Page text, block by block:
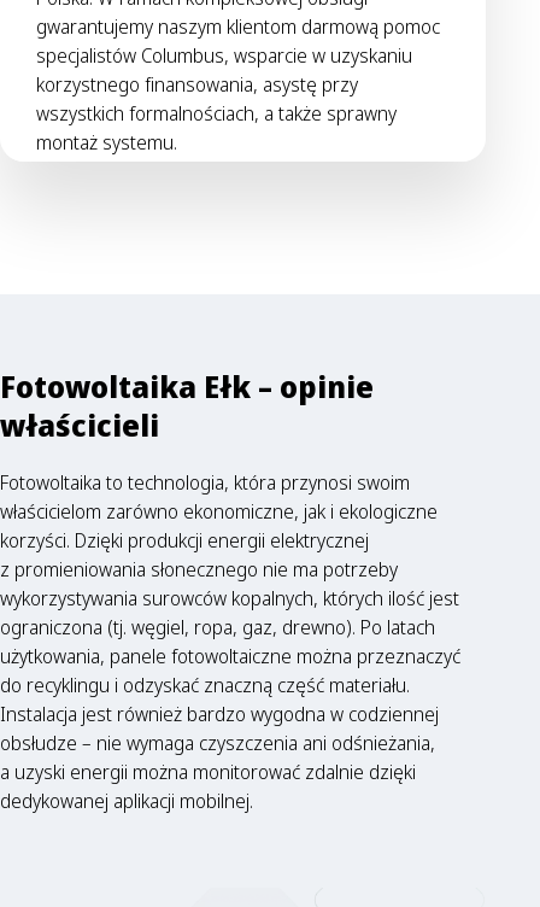
gwarantujemy naszym klientom darmową pomoc
specjalistów Columbus, wsparcie w uzyskaniu
korzystnego finansowania, asystę przy
wszystkich formalnościach, a także sprawny
montaż systemu.
Fotowoltaika Ełk – opinie
właścicieli
Fotowoltaika to technologia, która przynosi swoim
właścicielom zarówno ekonomiczne, jak i ekologiczne
korzyści. Dzięki produkcji energii elektrycznej
z promieniowania słonecznego nie ma potrzeby
wykorzystywania surowców kopalnych, których ilość jest
ograniczona (tj. węgiel, ropa, gaz, drewno). Po latach
użytkowania, panele fotowoltaiczne można przeznaczyć
do recyklingu i odzyskać znaczną część materiału.
Instalacja jest również bardzo wygodna w codziennej
obsłudze – nie wymaga czyszczenia ani odśnieżania,
a uzyski energii można monitorować zdalnie dzięki
dedykowanej aplikacji mobilnej.